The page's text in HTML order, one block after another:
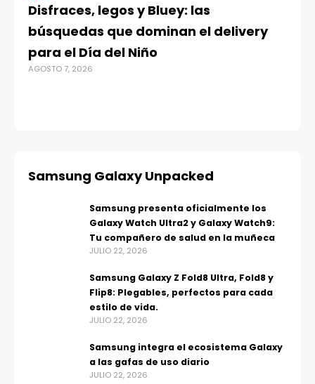
Disfraces, legos y Bluey: las
búsquedas que dominan el delivery
para el Día del Niño
AGOSTO 7, 2026
Samsung Galaxy Unpacked
Samsung presenta oficialmente los
Galaxy Watch Ultra2 y Galaxy Watch9:
Tu compañero de salud en la muñeca
JULIO 22, 2026
Samsung Galaxy Z Fold8 Ultra, Fold8 y
Flip8: Plegables, perfectos para cada
estilo de vida.
JULIO 22, 2026
Samsung integra el ecosistema Galaxy
a las gafas de uso diario
JULIO 22, 2026